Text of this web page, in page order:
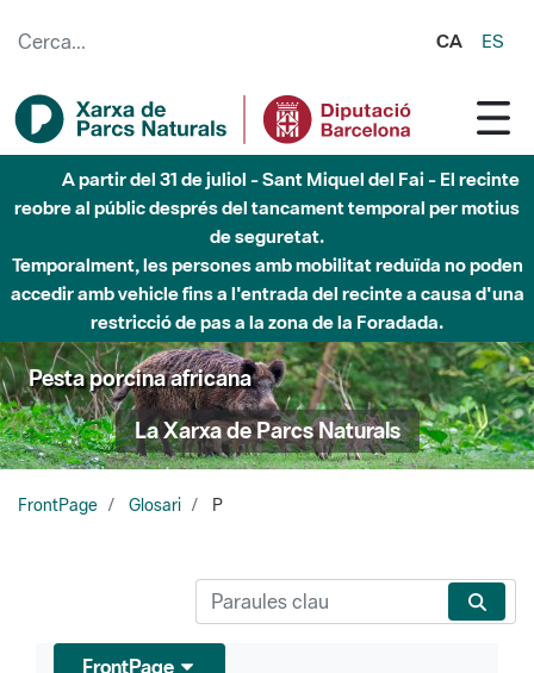
CA ES
Fins al desembre de 2026 - Parc Fluvial Besòs -
Afectacions a la llera del Parc Fluvial del Besòs degut a
obres de construcció d'una passera sobre el riu
Pesta porcina africana
La Xarxa de Parcs Naturals
FrontPage Glosari P
Glosari
P